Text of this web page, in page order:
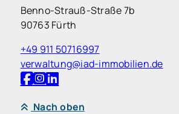
Benno-Strauß-Straße 7b
90763 Fürth
+49 911 50716997
verwaltung@iad-immobilien.de
Nach oben